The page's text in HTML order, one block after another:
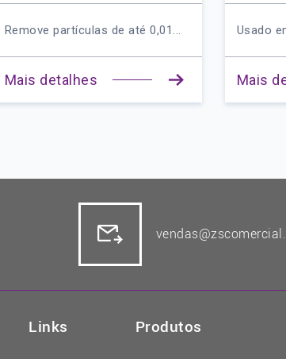
Remove partículas de até 0,01...
Mais detalhes
Usado
Mais
Links Produtos